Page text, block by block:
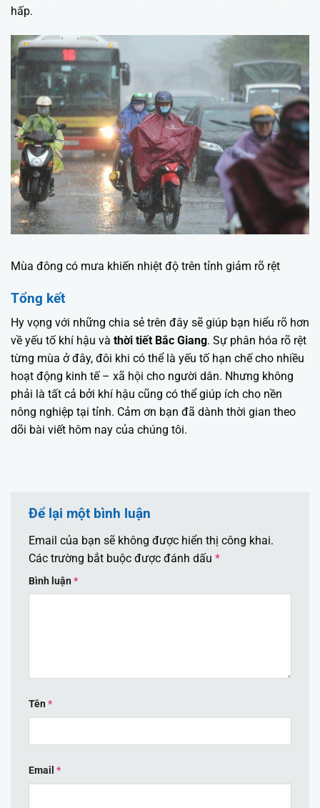
hấp.
Mùa đông có mưa khiến nhiệt độ trên tỉnh giảm rõ rệt
Tổng kết
Hy vọng với những chia sẻ trên đây sẽ giúp bạn hiểu rõ hơn
về yếu tố khí hậu và thời tiết Bắc Giang. Sự phân hóa rõ rệt
từng mùa ở đây, đôi khi có thể là yếu tố hạn chế cho nhiều
hoạt động kinh tế – xã hội cho người dân. Nhưng không
phải là tất cả bởi khí hậu cũng có thể giúp ích cho nền
nông nghiệp tại tỉnh. Cảm ơn bạn đã dành thời gian theo
dõi bài viết hôm nay của chúng tôi.
Để lại một bình luận
Email của bạn sẽ không được hiển thị công khai.
Các trường bắt buộc được đánh dấu *
Bình luận *
Tên *
Email *